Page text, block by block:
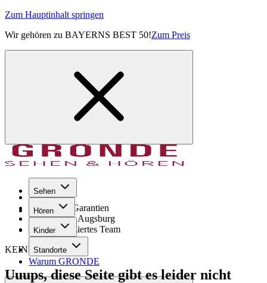
Zum Hauptinhalt springen
Wir gehören zu BAYERNS BEST 50!Zum Preis
Sehen
Hören
Kinder
Standorte
Warum GRONDE
Seit 1971
GRONDE Garantien
8× im Raum Augsburg
Hochqualifiziertes Team
KEINE SORGE!
Uuups, diese Seite gibt es leider nicht